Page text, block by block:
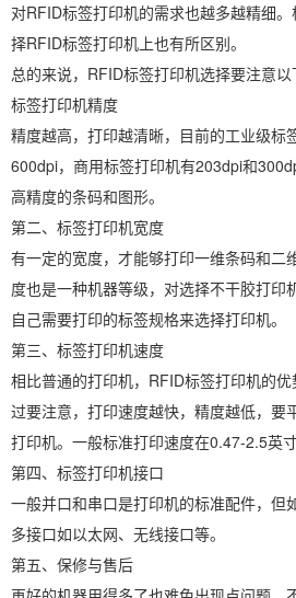
对RFID标签打印机的需求也越多越精细
择RFID标签打印机上也有所区别。
总的来说，RFID标签打印机选择要注意以
标签打印机精度
精度越高，打印越清晰，目前的工业级标
600dpi，商用标签打印机有203dpi和
高精度的条码和图形。
第二、标签打印机宽度
有一定的宽度，才能够打印一维条码和二
度也是一种机器等级，对选择不干胶打印
自己需要打印的标签规格来选择打印机。
第三、标签打印机速度
相比普通的打印机，RFID标签打印机的
过要注意，打印速度越快，精度越低，要
打印机。一般标准打印速度在0.47-2.5英
第四、标签打印机接口
一般并口和串口是打印机的标准配件，但
多接口如以太网、无线接口等。
第五、保修与售后